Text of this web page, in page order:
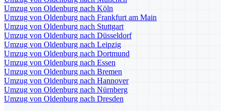
Umzug von Oldenburg nach Köln
Umzug von Oldenburg nach Frankfurt am Main
Umzug von Oldenburg nach Stuttgart
Umzug von Oldenburg nach Düsseldorf
Umzug von Oldenburg nach Leipzig
Umzug von Oldenburg nach Dortmund
Umzug von Oldenburg nach Essen
Umzug von Oldenburg nach Bremen
Umzug von Oldenburg nach Hannover
Umzug von Oldenburg nach Nürnberg
Umzug von Oldenburg nach Dresden